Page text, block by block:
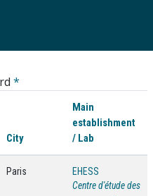
*
City
Main
establishment
/ Lab
Paris
EHESS
Centre d'étude des